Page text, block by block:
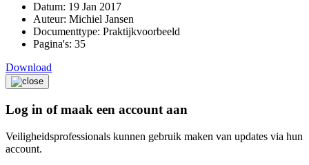
Datum: 19 Jan 2017
Auteur: Michiel Jansen
Documenttype: Praktijkvoorbeeld
Pagina's: 35
Download
Log in of maak een account aan
Veiligheidsprofessionals kunnen gebruik maken van updates via hun
account.